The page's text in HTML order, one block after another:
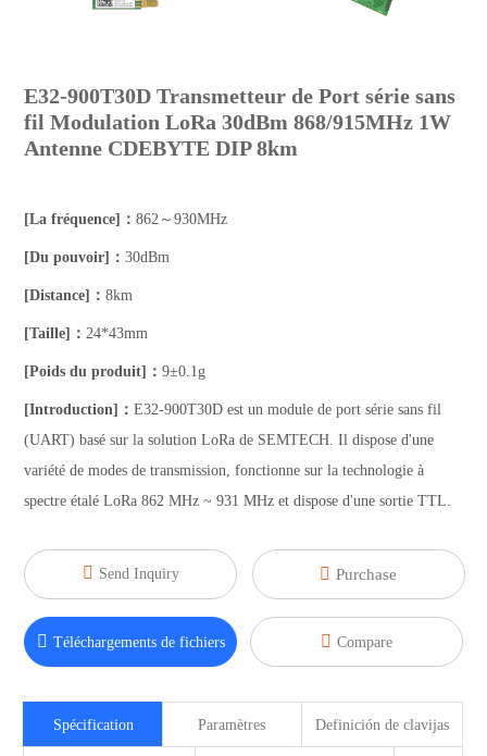
E32-900T30D Transmetteur de Port série sans
fil Modulation LoRa 30dBm 868/915MHz 1W
Antenne CDEBYTE DIP 8km
[La fréquence]：862～930MHz
[Du pouvoir]：30dBm
[Distance]：8km
[Taille]：24*43mm
[Poids du produit]：9±0.1g
[Introduction]：E32-900T30D est un module de port série sans fil
(UART) basé sur la solution LoRa de SEMTECH. Il dispose d'une
variété de modes de transmission, fonctionne sur la technologie à
spectre étalé LoRa 862 MHz ~ 931 MHz et dispose d'une sortie TTL.
 Send Inquiry  Purchase
 Téléchargements de fichiers  Compare
Spécification Paramètres Definición de clavijas